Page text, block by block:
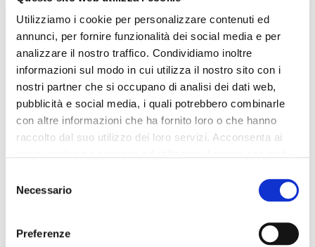
Utilizziamo i cookie per personalizzare contenuti ed
annunci, per fornire funzionalità dei social media e per
analizzare il nostro traffico. Condividiamo inoltre
informazioni sul modo in cui utilizza il nostro sito con i
nostri partner che si occupano di analisi dei dati web,
pubblicità e social media, i quali potrebbero combinarle
con altre informazioni che ha fornito loro o che hanno
raccolto dal suo utilizzo dei loro servizi. Acconsenta ai
delNecessario
Preferenze